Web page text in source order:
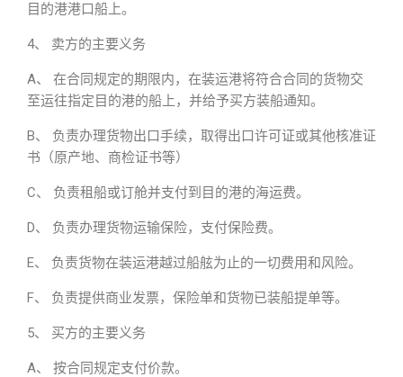
目的港港口船上。
4、 卖方的主要义务
A、 在合同规定的期限内，在装运港将符合合同的货物交
至运往指定目的港的船上，并给予买方装船通知。
B、 负责办理货物出口手续，取得出口许可证或其他核准证
书（原产地、商检证书等）
C、 负责租船或订舱并支付到目的港的海运费。
D、 负责办理货物运输保险，支付保险费。
E、 负责货物在装运港越过船舷为止的一切费用和风险。
F、 负责提供商业发票，保险单和货物已装船提单等。
5、 买方的主要义务
A、 按合同规定支付价款。